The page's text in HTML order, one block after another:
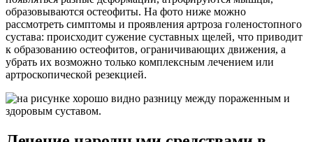
образовываются остеофиты. На фото ниже можно
рассмотреть симптомы и проявления артроза голеностопного
сустава: происходит сужение суставных щелей, что приводит
к образованию остеофитов, ограничивающих движения, а
убрать их возможно только комплексным лечением или
артроскопической резекцией.